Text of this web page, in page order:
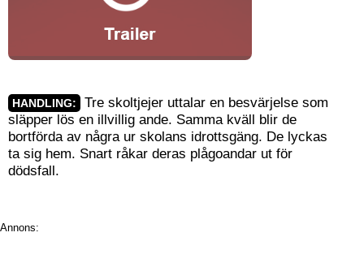
HANDLING:
Tre skoltjejer uttalar en besvärjelse som
släpper lös en illvillig ande. Samma kväll blir de
bortförda av några ur skolans idrottsgäng. De lyckas
ta sig hem. Snart råkar deras plågoandar ut för
dödsfall.
Annons: